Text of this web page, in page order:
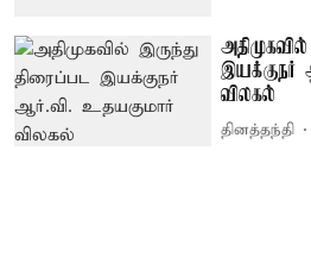
இயக்குநர்
விலகல்
தினத்தந்தி